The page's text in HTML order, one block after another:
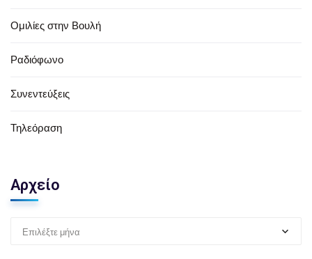
Ομιλίες στην Βουλή
Ραδιόφωνο
Συνεντεύξεις
Τηλεόραση
Αρχείο
Επιλέξτε μήνα